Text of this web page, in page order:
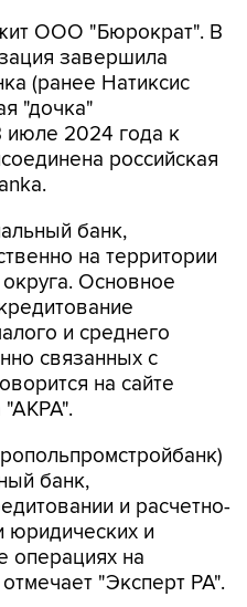
ООО "Бюрократ". В
завершила
(ранее Натиксис
"дочка"
июле 2024 года к
российская
банк,
на территории
Основное
и среднего
связанных с
на сайте
"АКРА".
банк,
и расчетно-
юридических и
операциях на
"Эксперт РА".